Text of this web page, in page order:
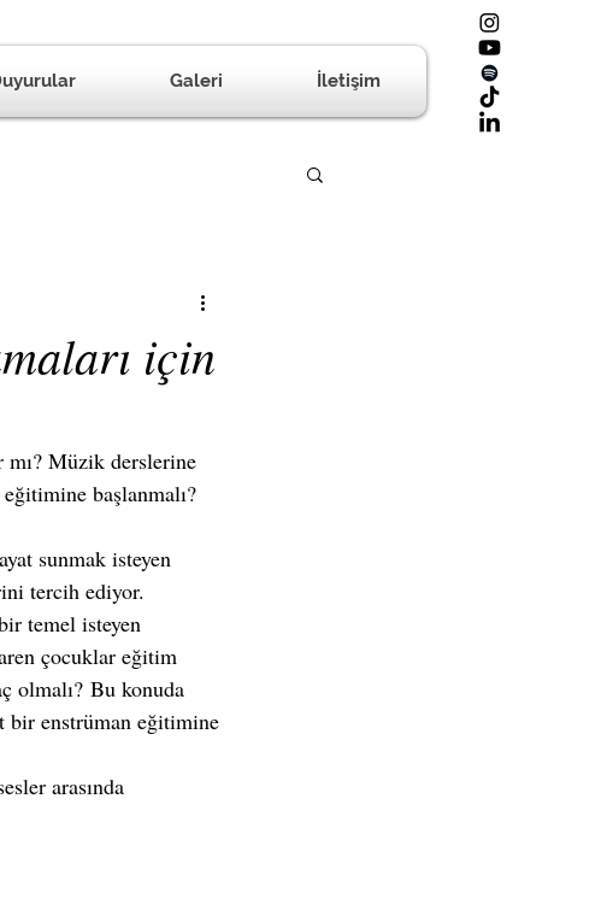
Galeri İletişim
için
mı? Müzik derslerine
başlanmalı?
sunmak isteyen
tercih ediyor.
temel isteyen
çocuklar eğitim
olmalı? Bu konuda
enstrüman eğitimine
arasında